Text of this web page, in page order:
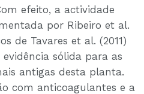
efeito, a actividade
por Ribeiro et al.
de Tavares et al. (2011)
sólida para as
antigas desta planta.
com anticoagulantes e a